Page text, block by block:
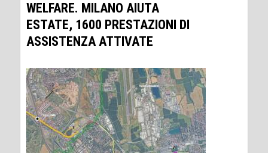
WELFARE. MILANO AIUTA
ESTATE, 1600 PRESTAZIONI DI
ASSISTENZA ATTIVATE